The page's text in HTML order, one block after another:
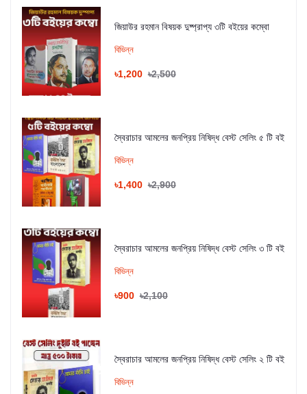
জিয়াউর রহমান বিষয়ক দুষ্প্রাপ্য ৩টি বইয়ের কম্বো
বিভিন্ন
৳1,200 ৳2,500
স্বৈরাচার আমলের জনপ্রিয় নিষিদ্ধ বেস্ট সেলিং ৫ টি বই
বিভিন্ন
৳1,400 ৳2,900
স্বৈরাচার আমলের জনপ্রিয় নিষিদ্ধ বেস্ট সেলিং ৩ টি বই
বিভিন্ন
৳900 ৳2,100
স্বৈরাচার আমলের জনপ্রিয় নিষিদ্ধ বেস্ট সেলিং ২ টি বই
বিভিন্ন